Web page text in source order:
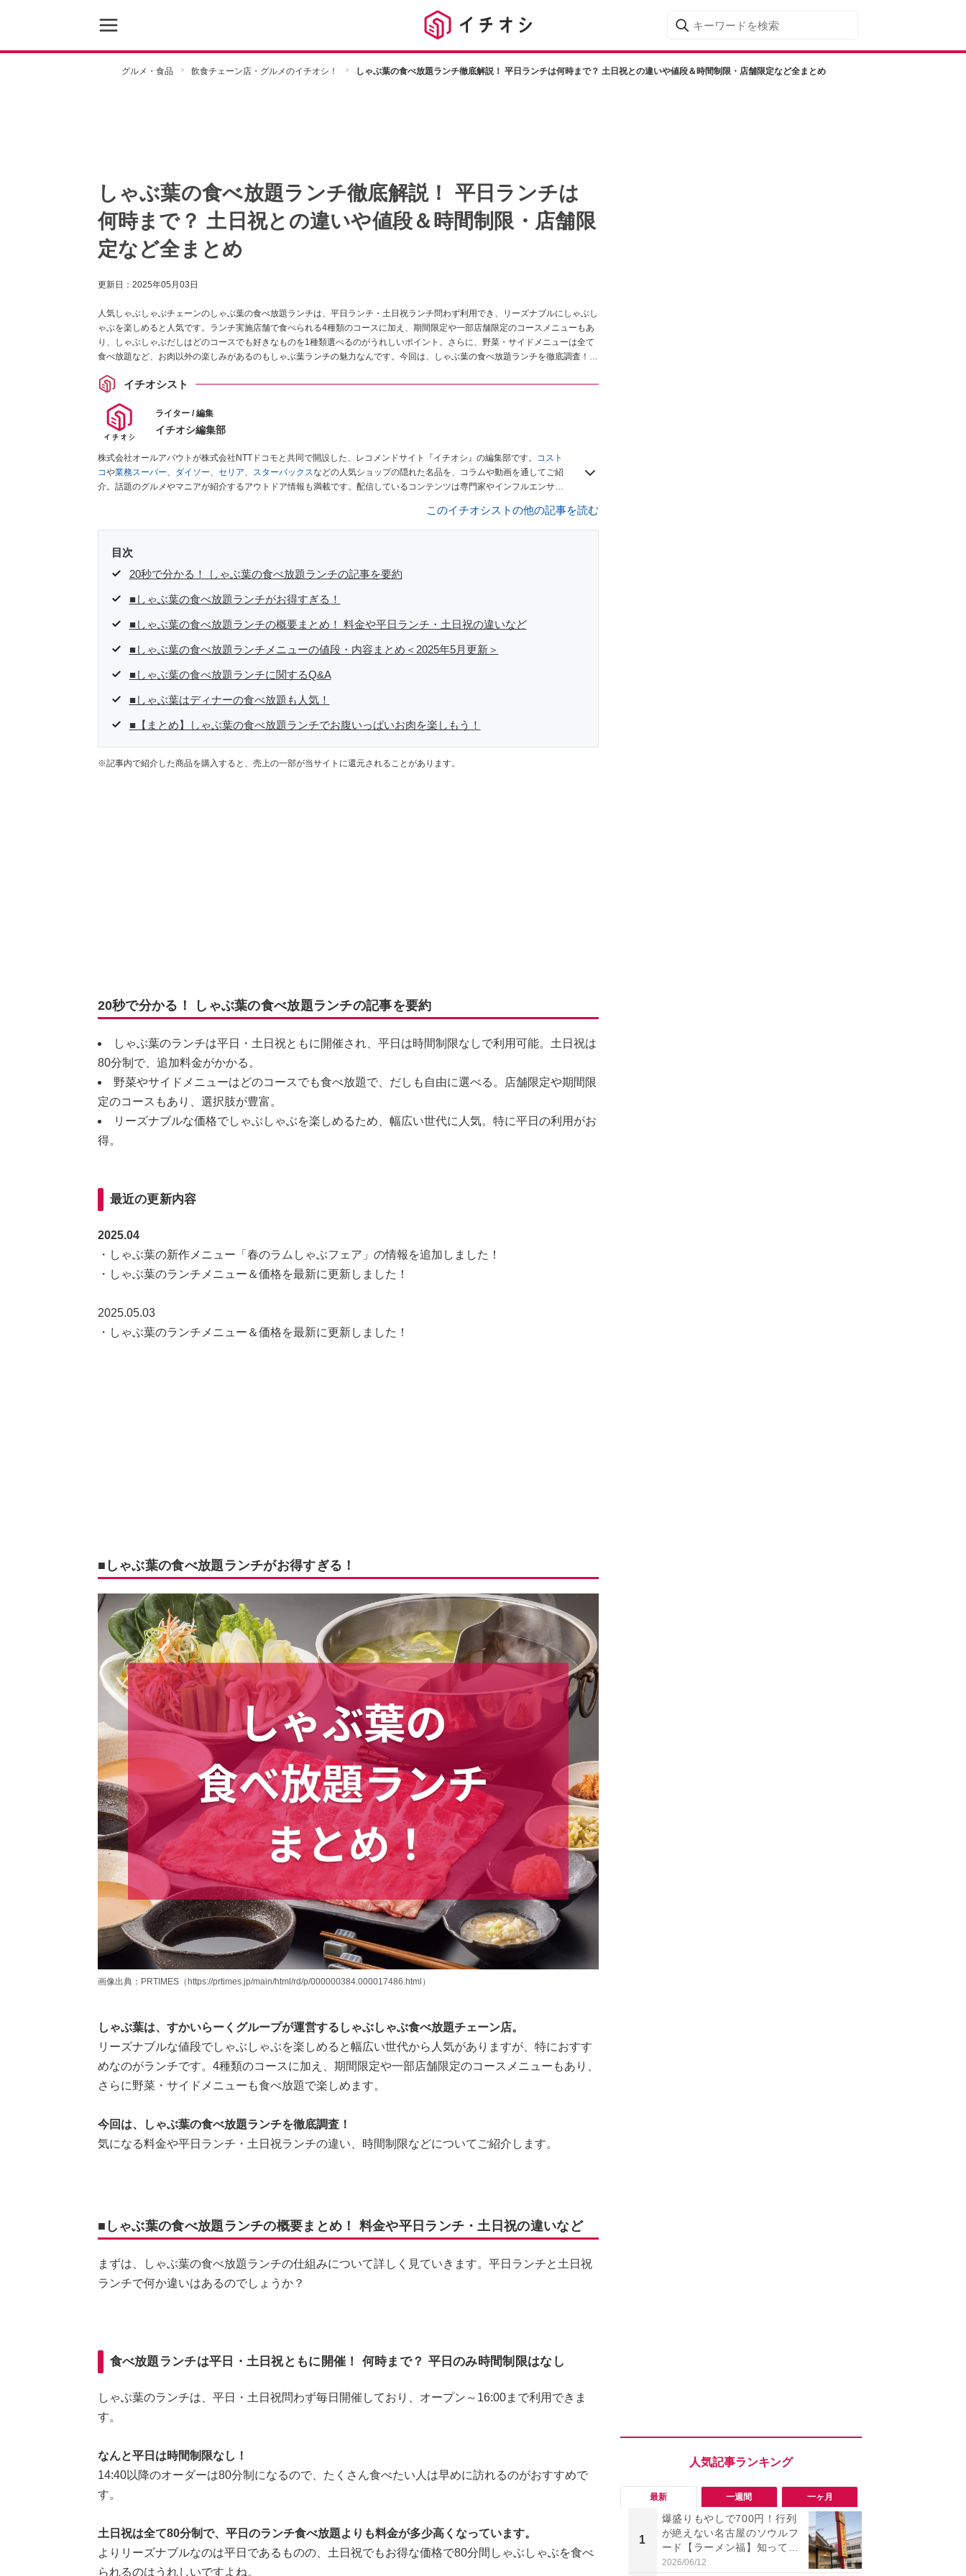
グルメ・食品 飲食チェーン店・グルメのイチオシ！ しゃぶ葉の食べ放題ランチ徹底解説！ 平日ランチは何時まで？ 土日祝との違いや値段＆時間制限・店舗限定など全まとめ
しゃぶ葉の食べ放題ランチ徹底解説！ 平日ランチは
何時まで？ 土日祝との違いや値段＆時間制限・店舗限
定など全まとめ
更新日： 2025年05月03日
人気しゃぶしゃぶチェーンのしゃぶ葉の食べ放題ランチは、平日ランチ・土日祝ランチ問わず利用でき、リーズナブルにしゃぶし
ゃぶを楽しめると人気です。ランチ実施店舗で食べられる4種類のコースに加え、期間限定や一部店舗限定のコースメニューもあ
り、しゃぶしゃぶだしはどのコースでも好きなものを1種類選べるのがうれしいポイント。さらに、野菜・サイドメニューは全て
食べ放題など、お肉以外の楽しみがあるのもしゃぶ葉ランチの魅力なんです。今回は、しゃぶ葉の食べ放題ランチを徹底調査！
イチオシスト
ライター / 編集
イチオシ編集部
株式会社オールアバウトが株式会社NTTドコモと共同で開設した、レコメンドサイト『イチオシ』の編集部です。
コスト
コや業務スーパー、 ダイソー、 セリア、 スターバックスなどの人気ショップの隠れた名品を、コラムや動画を通してご紹
介。話題のグルメやマニアが紹介するアウトドア情報も満載です。配信しているコンテンツは専門家やインフルエンサー
このイチオシストの他の記事を読む
目次
20秒で分かる！ しゃぶ葉の食べ放題ランチの記事を要約
■しゃぶ葉の食べ放題ランチがお得すぎる！
■しゃぶ葉の食べ放題ランチの概要まとめ！ 料金や平日ランチ・土日祝の違いなど
■しゃぶ葉の食べ放題ランチメニューの値段・内容まとめ＜2025年5月更新＞
■しゃぶ葉の食べ放題ランチに関するQ&A
■しゃぶ葉はディナーの食べ放題も人気！
■【まとめ】しゃぶ葉の食べ放題ランチでお腹いっぱいお肉を楽しもう！
※記事内で紹介した商品を購入すると、売上の一部が当サイトに還元されることがあります。
20秒で分かる！ しゃぶ葉の食べ放題ランチの記事を要約
しゃぶ葉のランチは平日・土日祝ともに開催され、平日は時間制限なしで利用可能。土日祝は
80分制で、追加料金がかかる。
野菜やサイドメニューはどのコースでも食べ放題で、だしも自由に選べる。店舗限定や期間限
定のコースもあり、選択肢が豊富。
リーズナブルな価格でしゃぶしゃぶを楽しめるため、幅広い世代に人気。特に平日の利用がお
得。
最近の更新内容
2025.04
・しゃぶ葉の新作メニュー「春のラムしゃぶフェア」の情報を追加しました！
・しゃぶ葉のランチメニュー＆価格を最新に更新しました！
2025.05.03
・しゃぶ葉のランチメニュー＆価格を最新に更新しました！
■しゃぶ葉の食べ放題ランチがお得すぎる！
画像出典：PRTIMES（https://prtimes.jp/main/html/rd/p/000000384.000017486.html）
しゃぶ葉は、すかいらーくグループが運営するしゃぶしゃぶ食べ放題チェーン店。
リーズナブルな値段でしゃぶしゃぶを楽しめると幅広い世代から人気がありますが、特におすす
めなのがランチです。4種類のコースに加え、期間限定や一部店舗限定のコースメニューもあり、
さらに野菜・サイドメニューも食べ放題で楽しめます。
今回は、しゃぶ葉の食べ放題ランチを徹底調査！
気になる料金や平日ランチ・土日祝ランチの違い、時間制限などについてご紹介します。
■しゃぶ葉の食べ放題ランチの概要まとめ！ 料金や平日ランチ・土日祝の違いなど
まずは、しゃぶ葉の食べ放題ランチの仕組みについて詳しく見ていきます。平日ランチと土日祝
ランチで何か違いはあるのでしょうか？
食べ放題ランチは平日・土日祝ともに開催！ 何時まで？ 平日のみ時間制限はなし
しゃぶ葉のランチは、平日・土日祝問わず毎日開催しており、オープン～16:00まで利用できま
す。
なんと平日は時間制限なし！
14:40以降のオーダーは80分制になるので、たくさん食べたい人は早めに訪れるのがおすすめで
す。
土日祝は全て80分制で、平日のランチ食べ放題よりも料金が多少高くなっています。
よりリーズナブルなのは平日であるものの、土日祝でもお得な価格で80分間しゃぶしゃぶを食べ
られるのはうれしいですよね。
最新 一週間 一ヶ月
1
爆盛りもやしで700円！行列
が絶えない名古屋のソウルフ
ード【ラーメン福】知って
る？
2026/06/12